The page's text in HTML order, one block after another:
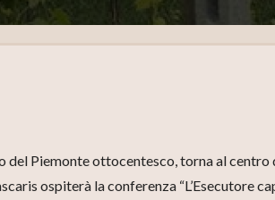
del Piemonte ottocentesco, torna al centro
ospiterà la conferenza “L’Esecutore